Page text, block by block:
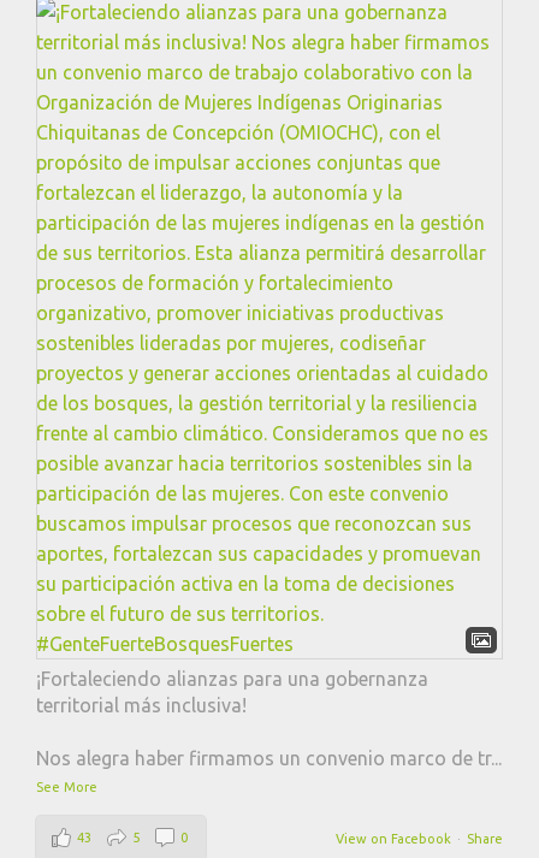
¡Fortaleciendo alianzas para una gobernanza
territorial más inclusiva!
Nos alegra haber firmamos un convenio marco de tr...
See More
View on Facebook · Share
43 5 0